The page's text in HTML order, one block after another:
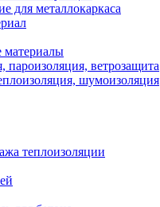
для металлокаркаса
пароизоляция, ветрозащита
шумоизоляция
теплоизоляции